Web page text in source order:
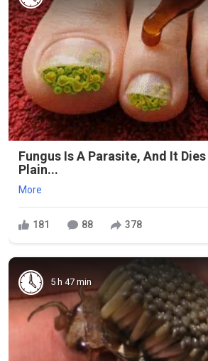
Fungus Is A Parasite, And It
Plain...
More
181 88 378
5 h 47 min